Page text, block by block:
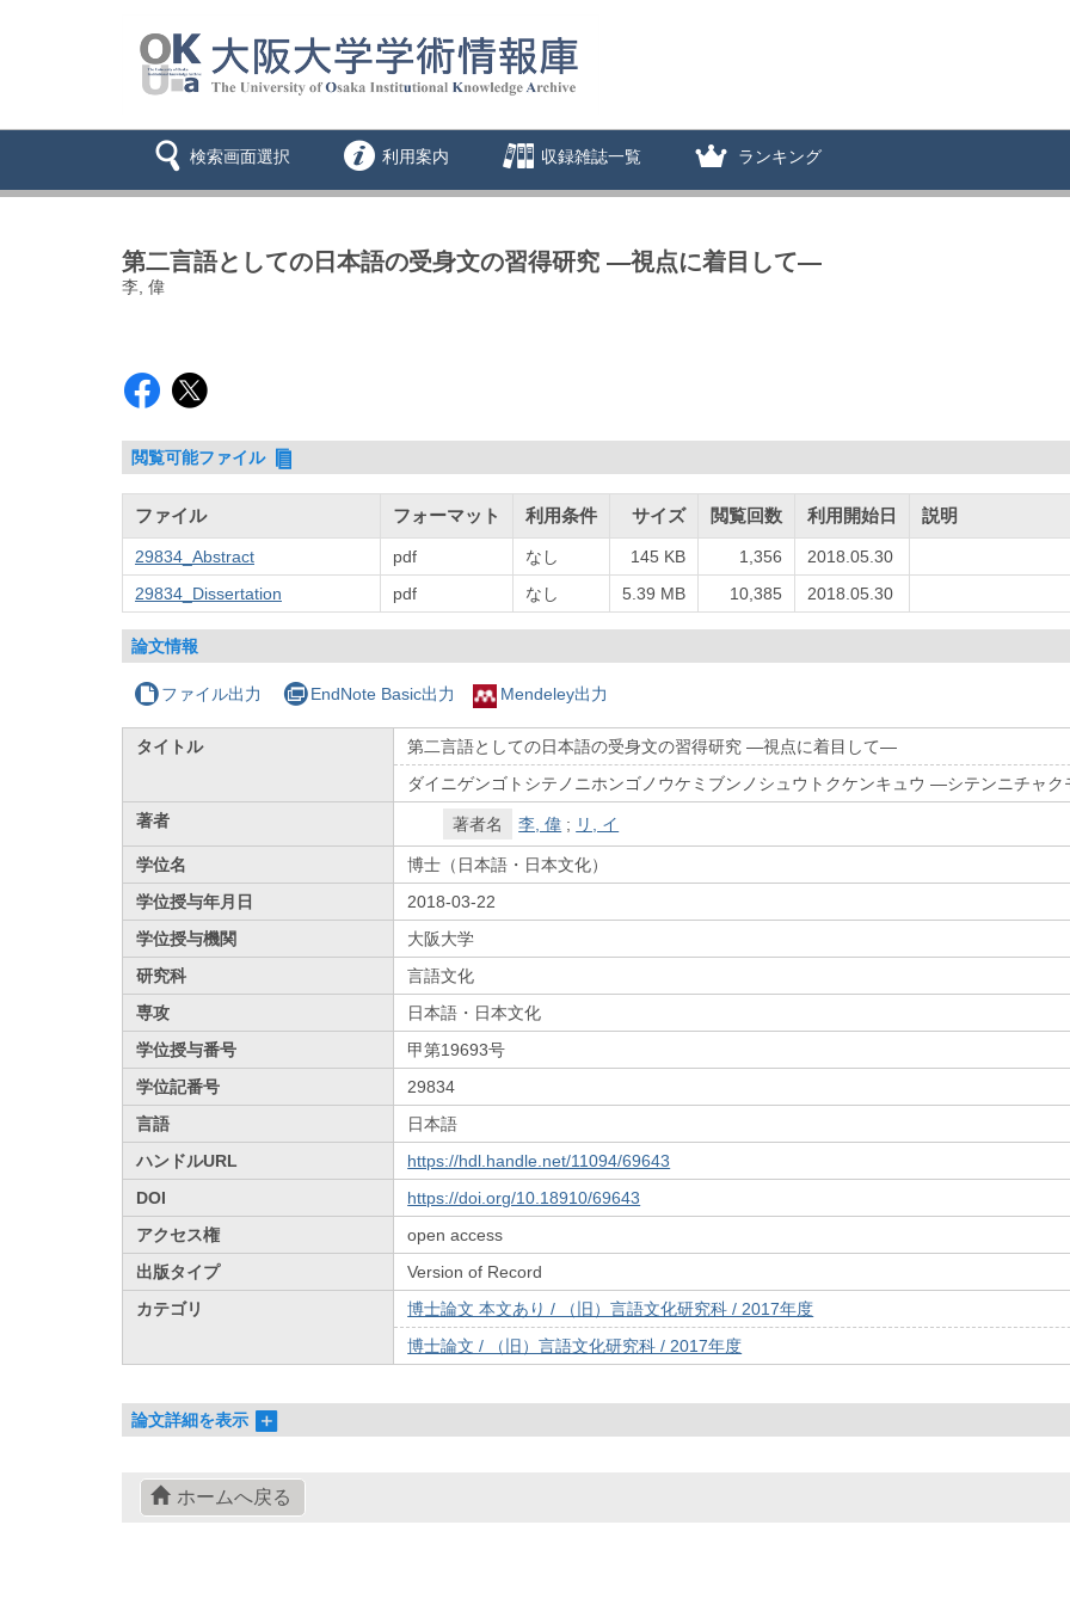
検索画面選択 利用案内 収録雑誌一覧 ランキング
第二言語としての日本語の受身文の習得研究 ―視点に着目して―
李, 偉
閲覧可能ファイル
ファイル フォーマット 利用条件 サイズ 閲覧回数 利用開始日 説明
29834_Abstract pdf なし 145 KB 1,356
2018.05.30
29834_Dissertation
pdf なし 5.39 MB 10,385 2018.05.30
論文情報
ファイル出力 EndNote Basic出力 Mendeley出力
タイトル
第二言語としての日本語の受身文の習得研究 ―視点に着目して―
ダイニゲンゴトシテノニホンゴノウケミブンノシュウトクケンキュウ ―シテンニチャ
著者
著者名 李, 偉 ; リ, イ
学位名
博士（日本語・日本文化）
学位授与年月日
2018-03-22
学位授与機関
大阪大学
研究科
言語文化
専攻
日本語・日本文化
学位授与番号
甲第19693号
学位記番号
29834
言語
日本語
ハンドルURL
https://hdl.handle.net/11094/69643
DOI
https://doi.org/10.18910/69643
アクセス権
open access
出版タイプ
Version of Record
カテゴリ
博士論文 本文あり / （旧）言語文化研究科 / 2017年度
博士論文 / （旧）言語文化研究科 / 2017年度
論文詳細を表示
ホームへ戻る